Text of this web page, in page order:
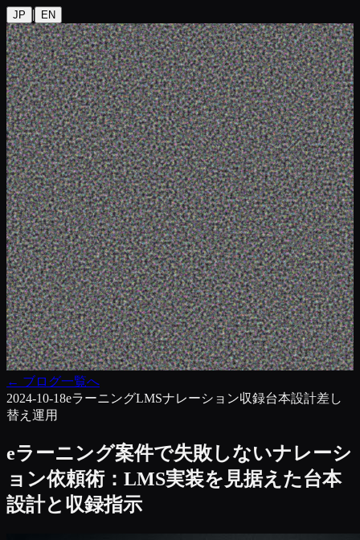
JP | EN
← ブログ一覧へ
2024-10-18eラーニングLMSナレーション収録台本設計差し
替え運用
eラーニング案件で失敗しないナレーシ
ョン依頼術：LMS実装を見据えた台本
設計と収録指示